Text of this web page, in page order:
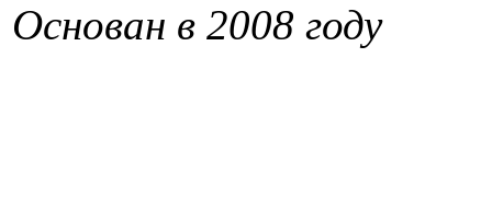
Основан в 2008 году